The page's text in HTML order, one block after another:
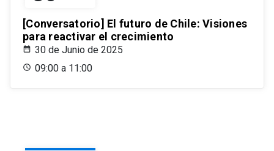
[Conversatorio] El futuro de Chile: Visiones
para reactivar el crecimiento
30 de Junio de 2025
09:00 a 11:00